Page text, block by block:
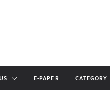
E-PAPER CATEGORY